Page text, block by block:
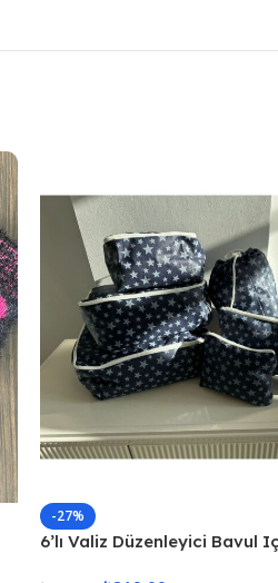
-27%
6’lı Valiz Düzenleyici Bavul